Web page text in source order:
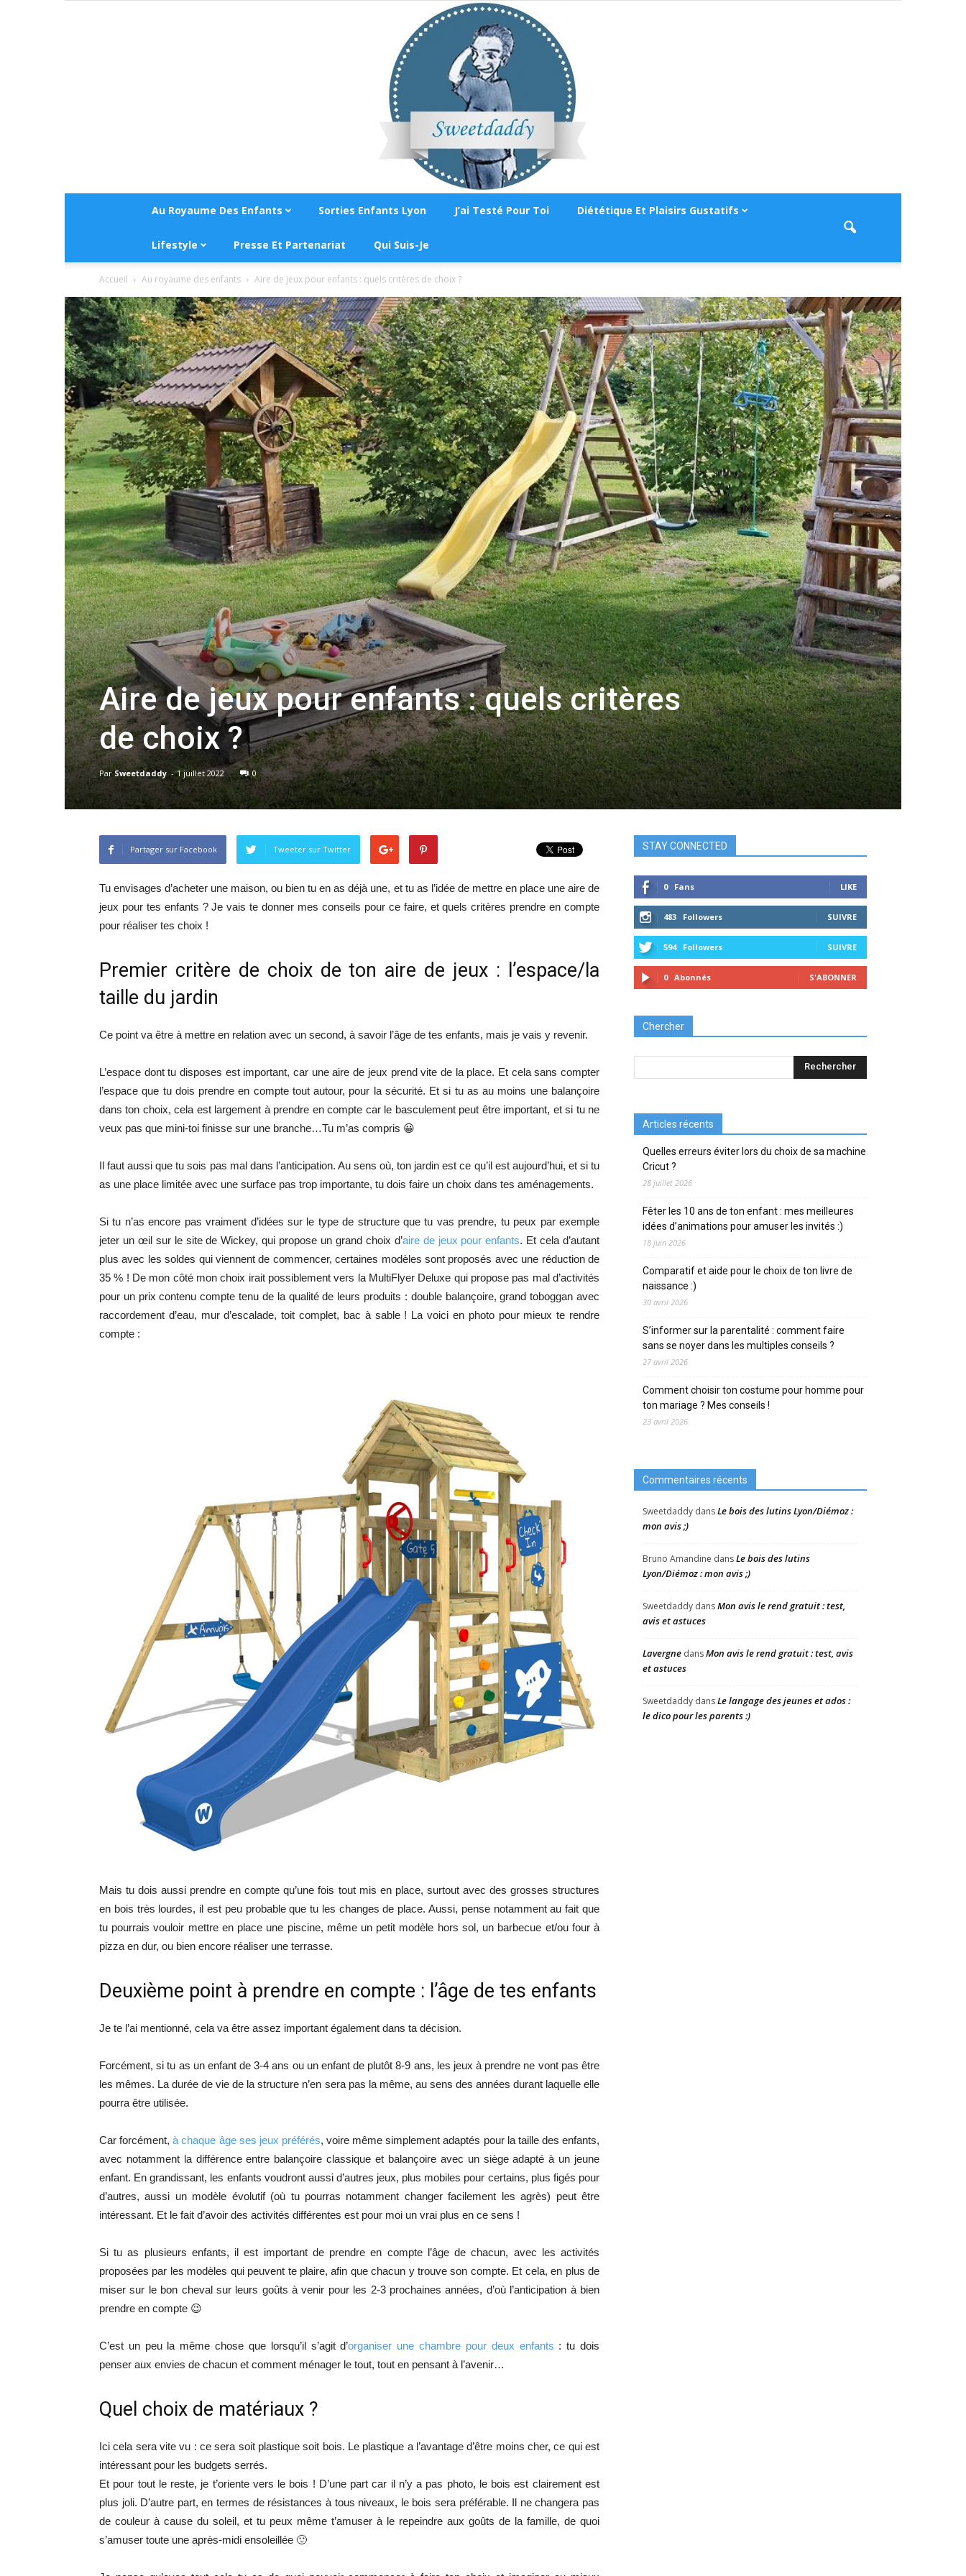
Au Royaume Des Enfants Sorties Enfants Lyon J’ai Testé Pour Toi Diététique Et Plaisirs Gustatifs
Lifestyle Presse Et Partenariat Qui Suis-Je
Accueil Au royaume des enfants Aire de jeux pour enfants : quels critères de choix ?
Aire de jeux pour enfants : quels critères
de choix ?
ParSweetdaddy - 1 juillet 2022 0
Partager sur Facebook Tweeter sur Twitter
Tu envisages d’acheter une maison, ou bien tu en as déjà une, et tu as l’idée de mettre en place une aire de
jeux pour tes enfants ? Je vais te donner mes conseils pour ce faire, et quels critères prendre en compte
pour réaliser tes choix !
Premier critère de choix de ton aire de jeux : l’espace/la
taille du jardin
Ce point va être à mettre en relation avec un second, à savoir l’âge de tes enfants, mais je vais y revenir.
L’espace dont tu disposes est important, car une aire de jeux prend vite de la place. Et cela sans compter
l’espace que tu dois prendre en compte tout autour, pour la sécurité. Et si tu as au moins une balançoire
dans ton choix, cela est largement à prendre en compte car le basculement peut être important, et si tu ne
veux pas que mini-toi finisse sur une branche…Tu m’as compris 😀
Il faut aussi que tu sois pas mal dans l’anticipation. Au sens où, ton jardin est ce qu’il est aujourd’hui, et si tu
as une place limitée avec une surface pas trop importante, tu dois faire un choix dans tes aménagements.
Si tu n’as encore pas vraiment d’idées sur le type de structure que tu vas prendre, tu peux par exemple
jeter un œil sur le site de Wickey, qui propose un grand choix d’aire de jeux pour enfants. Et cela d’autant
plus avec les soldes qui viennent de commencer, certaines modèles sont proposés avec une réduction de
35 % ! De mon côté mon choix irait possiblement vers la MultiFlyer Deluxe qui propose pas mal d’activités
pour un prix contenu compte tenu de la qualité de leurs produits : double balançoire, grand toboggan avec
raccordement d’eau, mur d’escalade, toit complet, bac à sable ! La voici en photo pour mieux te rendre
compte :
Mais tu dois aussi prendre en compte qu’une fois tout mis en place, surtout avec des grosses structures
en bois très lourdes, il est peu probable que tu les changes de place. Aussi, pense notamment au fait que
tu pourrais vouloir mettre en place une piscine, même un petit modèle hors sol, un barbecue et/ou four à
pizza en dur, ou bien encore réaliser une terrasse.
Deuxième point à prendre en compte : l’âge de tes enfants
Je te l’ai mentionné, cela va être assez important également dans ta décision.
Forcément, si tu as un enfant de 3-4 ans ou un enfant de plutôt 8-9 ans, les jeux à prendre ne vont pas être
les mêmes. La durée de vie de la structure n’en sera pas la même, au sens des années durant laquelle elle
pourra être utilisée.
Car forcément,à chaque âge ses jeux préférés, voire même simplement adaptés pour la taille des enfants,
avec notamment la différence entre balançoire classique et balançoire avec un siège adapté à un jeune
enfant. En grandissant, les enfants voudront aussi d’autres jeux, plus mobiles pour certains, plus figés pour
d’autres, aussi un modèle évolutif (où tu pourras notamment changer facilement les agrès) peut être
intéressant. Et le fait d’avoir des activités différentes est pour moi un vrai plus en ce sens !
Si tu as plusieurs enfants, il est important de prendre en compte l’âge de chacun, avec les activités
proposées par les modèles qui peuvent te plaire, afin que chacun y trouve son compte. Et cela, en plus de
miser sur le bon cheval sur leurs goûts à venir pour les 2-3 prochaines années, d’où l’anticipation à bien
prendre en compte 😉
C’est un peu la même chose que lorsqu’il s’agit d’organiser une chambre pour deux enfants : tu dois
penser aux envies de chacun et comment ménager le tout, tout en pensant à l’avenir…
Quel choix de matériaux ?
Ici cela sera vite vu : ce sera soit plastique soit bois. Le plastique a l’avantage d’être moins cher, ce qui est
intéressant pour les budgets serrés.
Et pour tout le reste, je t’oriente vers le bois ! D’une part car il n’y a pas photo, le bois est clairement est
plus joli. D’autre part, en termes de résistances à tous niveaux, le bois sera préférable. Il ne changera pas
de couleur à cause du soleil, et tu peux même t’amuser à le repeindre aux goûts de la famille, de quoi
s’amuser toute une après-midi ensoleillée 🙂
STAY CONNECTED
0 Fans LIKE
483 Followers SUIVRE
594 Followers SUIVRE
0 Abonnés S'ABONNER
Chercher
Articles récents
Quelles erreurs éviter lors du choix de sa machine
Cricut ?
28 juillet 2026
Fêter les 10 ans de ton enfant : mes meilleures
idées d’animations pour amuser les invités :)
18 juin 2026
Comparatif et aide pour le choix de ton livre de
naissance :)
30 avril 2026
S’informer sur la parentalité : comment faire
sans se noyer dans les multiples conseils ?
27 avril 2026
Comment choisir ton costume pour homme pour
ton mariage ? Mes conseils !
23 avril 2026
Commentaires récents
Sweetdaddy dansLe bois des lutins Lyon/Diémoz :
mon avis ;)
Bruno Amandine dansLe bois des lutins
Lyon/Diémoz : mon avis ;)
Sweetdaddy dansMon avis le rend gratuit : test,
avis et astuces
Lavergne dansMon avis le rend gratuit : test, avis
et astuces
Sweetdaddy dansLe langage des jeunes et ados :
le dico pour les parents :)